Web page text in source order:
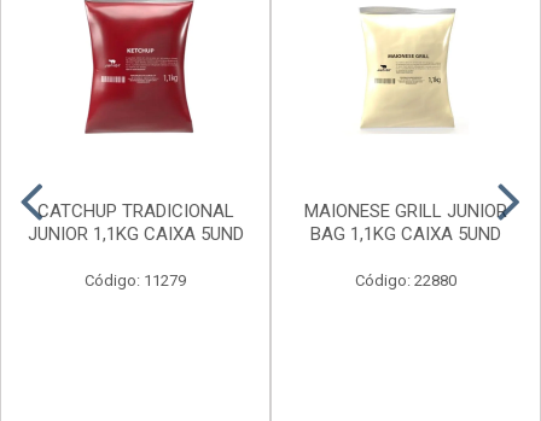
CATCHUP TRADICIONAL
JUNIOR 1,1KG CAIXA 5UND
Código: 11279
MAIONESE GRILL JUNIOR
BAG 1,1KG CAIXA 5UND
Código: 22880